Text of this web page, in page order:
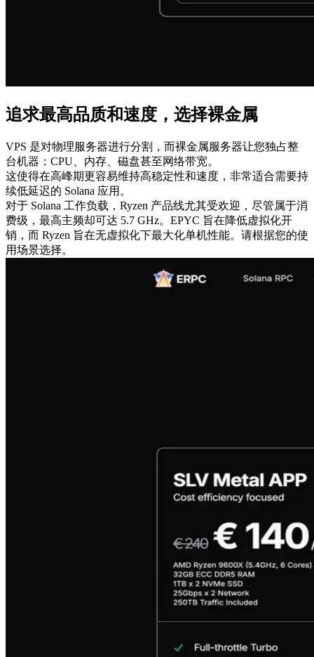
追求最高品质和速度，选择裸金属
VPS 是对物理服务器进行分割，而裸金属服务器让您独占整
台机器：CPU、内存、磁盘甚至网络带宽。
这使得在高峰期更容易维持高稳定性和速度，非常适合需要持
续低延迟的 Solana 应用。
对于 Solana 工作负载，Ryzen 产品线尤其受欢迎，尽管属于消
费级，最高主频却可达 5.7 GHz。EPYC 旨在降低虚拟化开
销，而 Ryzen 旨在无虚拟化下最大化单机性能。请根据您的使
用场景选择。